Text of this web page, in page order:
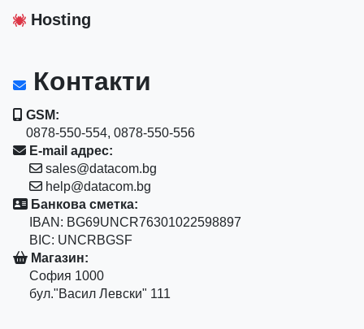
Hosting
Контакти
GSM:
0878-550-554, 0878-550-556
E-mail адрес:
sales@datacom.bg
help@datacom.bg
Банкова сметка:
IBAN: BG69UNCR76301022598897
BIC: UNCRBGSF
Магазин:
София 1000
бул."Васил Левски" 111